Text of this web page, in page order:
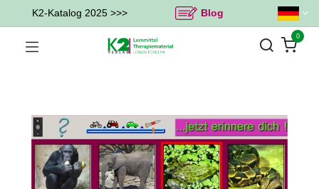
K2-Katalog 2025 >>> Blog
0